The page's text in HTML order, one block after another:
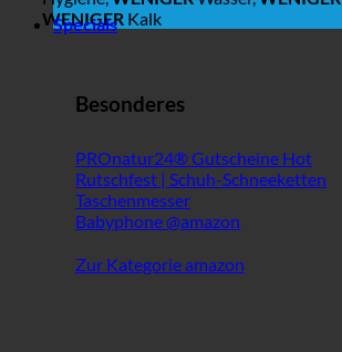
WENIGER Kalk
Specials
Besonderes
PROnatur24® Gutscheine
Rutschfest | Schuh-Schneeketten
Taschenmesser
Babyphone @amazon
Zur Kategorie amazon